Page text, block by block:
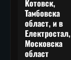
Котовск,
Тамбовска
област, и в
Електростал,
Московска
област